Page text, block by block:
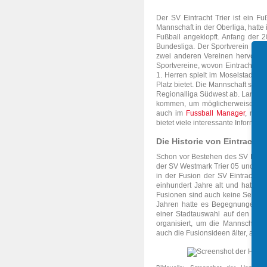
Der SV Eintracht Trier ist ein
Mannschaft in der Oberliga,
Fußball angeklopft. Anfang der
Bundesliga. Der Sportverein
zwei anderen Vereinen hervor,
Sportvereine, wovon Eintracht
1. Herren spielt im
Platz bietet. Die Mannschaft
Regionalliga Südwest ab.
kommen, um möglicherweise
auch im Fussball Manager, mit
bietet viele interessante
Die Historie von Eintracht
Schon vor Bestehen des SV
der SV Westmark Trier 05 und
in der Fusion der SV Eintracht
einhundert Jahre alt und hat
Fusionen sind auch keine
Jahren hatte es Begegnungen
einer Stadtauswahl auf den
organisiert, um die
auch die Fusionsideen älter, als